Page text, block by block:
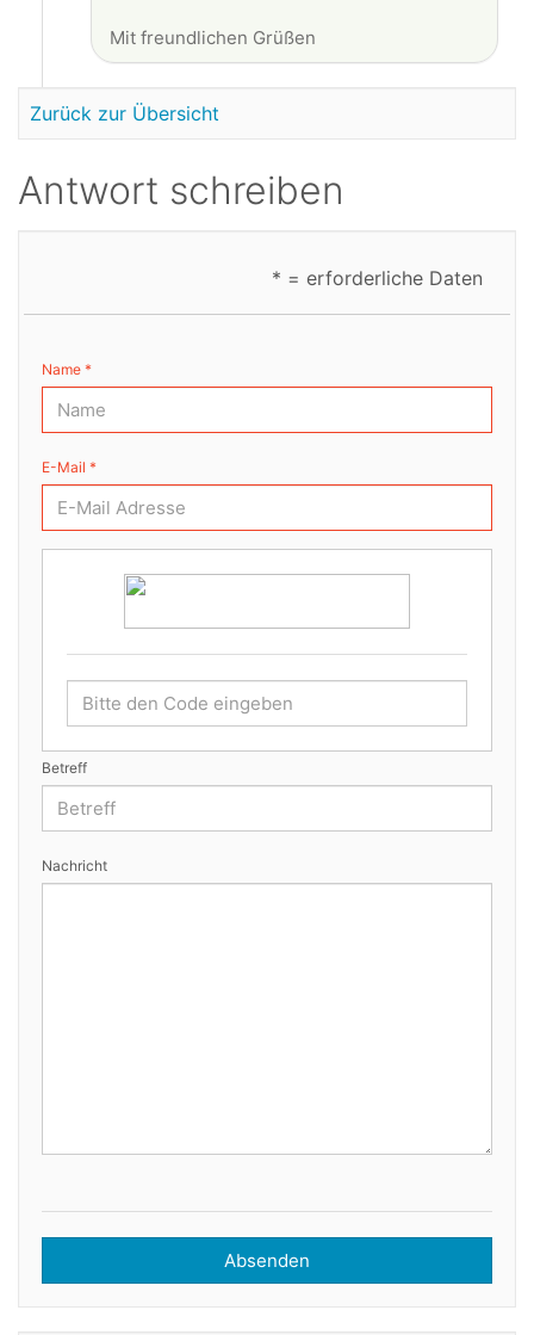
Mit freundlichen Grüßen
Zurück zur Übersicht
Antwort schreiben
* = erforderliche Daten
Name *
E-Mail *
Betreff
Nachricht
Absenden